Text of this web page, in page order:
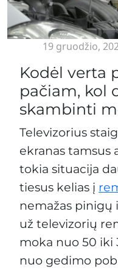
19 gruodžio,
Kodėl verta
pačiam, kol
skambinti
Televizorius
ekranas tamsus
tokia situacija
tiesus kelias į
nemažas pinigų
už televizorių
moka nuo 50 iki
nuo gedimo